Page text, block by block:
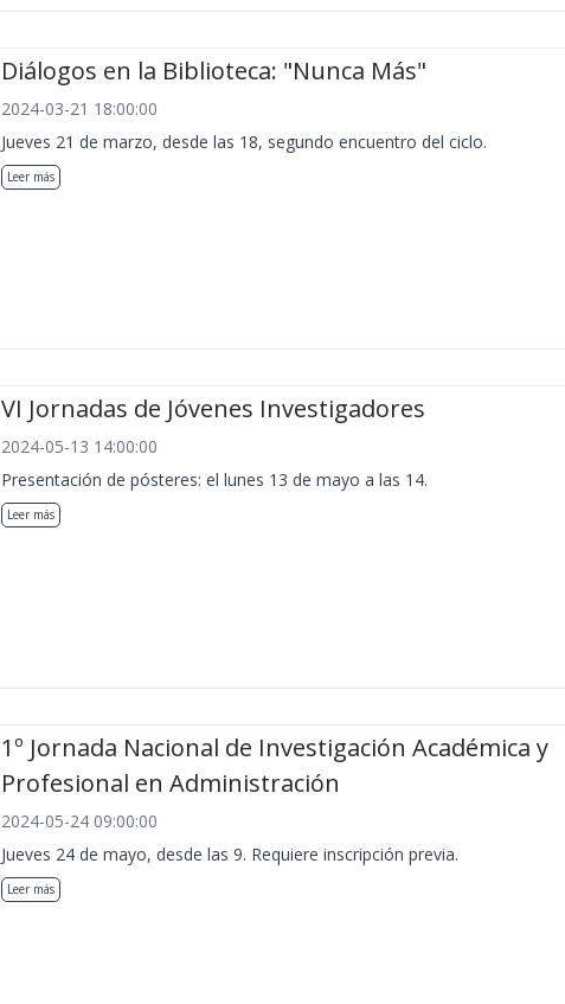
Diálogos en la Biblioteca: "Nunca Más"
2024-03-21 18:00:00
Jueves 21 de marzo, desde las 18, segundo encuentro del ciclo.
Leer más
VI Jornadas de Jóvenes Investigadores
2024-05-13 14:00:00
Presentación de pósteres: el lunes 13 de mayo a las 14.
Leer más
1º Jornada Nacional de Investigación Académica y
Profesional en Administración
2024-05-24 09:00:00
Jueves 24 de mayo, desde las 9. Requiere inscripción previa.
Leer más